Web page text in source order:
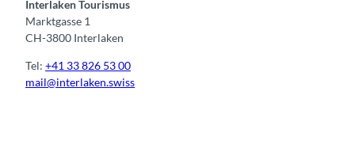
Interlaken Tourismus
Marktgasse 1
CH-3800 Interlaken
Tel: +41 33 826 53 00
mail@interlaken.swiss